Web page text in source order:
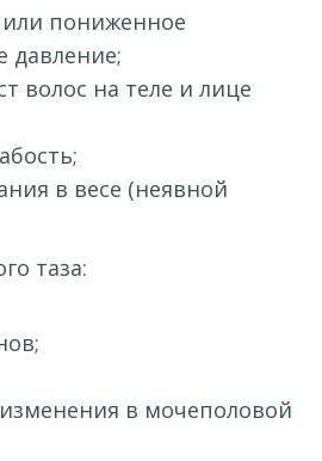
пониженное
давление;
волос на теле и лице
в весе (неявной
таза:
в мочеполовой